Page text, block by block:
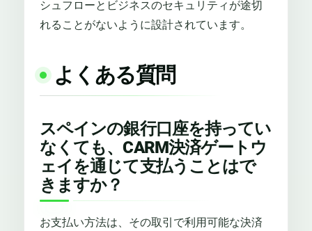
シュフローとビジネスのセキュリティが途切
れることがないように設計されています。
よくある質問
スペインの銀行口座を持ってい
なくても、CARM決済ゲートウ
ェイを通じて支払うことはで
きますか？
お支払い方法は、その取引で利用可能な決済